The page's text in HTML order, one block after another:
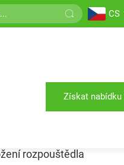
CS
Získat nabídku
fáze a jejich
rozpouštědla